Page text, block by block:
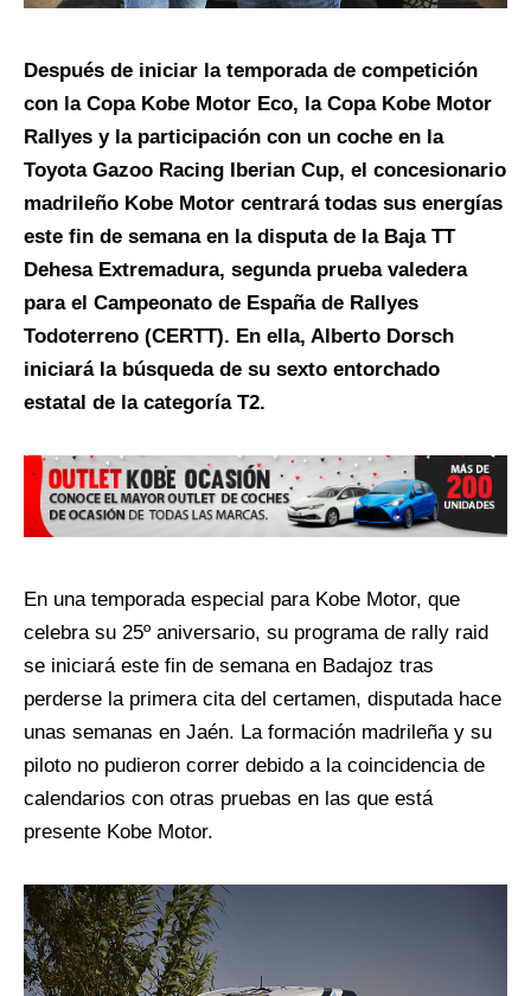
Después de iniciar la temporada de competición
con la Copa Kobe Motor Eco, la Copa Kobe Motor
Rallyes y la participación con un coche en la
Toyota Gazoo Racing Iberian Cup, el concesionario
madrileño Kobe Motor centrará todas sus energías
este fin de semana en la disputa de la Baja TT
Dehesa Extremadura, segunda prueba valedera
para el Campeonato de España de Rallyes
Todoterreno (CERTT). En ella, Alberto Dorsch
iniciará la búsqueda de su sexto entorchado
estatal de la categoría T2.
En una temporada especial para Kobe Motor, que
celebra su 25º aniversario, su programa de rally raid
se iniciará este fin de semana en Badajoz tras
perderse la primera cita del certamen, disputada hace
unas semanas en Jaén. La formación madrileña y su
piloto no pudieron correr debido a la coincidencia de
calendarios con otras pruebas en las que está
presente Kobe Motor.